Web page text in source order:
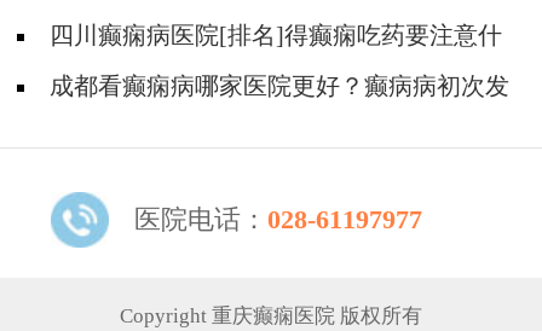
四川癫痫病医院[排名]得癫痫吃药要注意什
么?成都看癫痫病哪家医院更好？癫病病初次发
医院电话： 028-61197977
Copyright 重庆癫痫医院 版权所有